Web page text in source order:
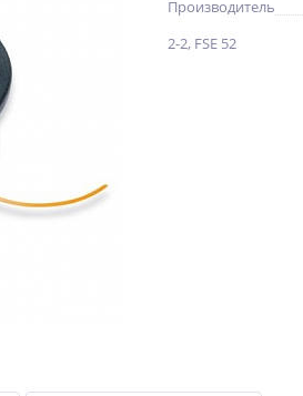
Производитель
2-2, FSE 52